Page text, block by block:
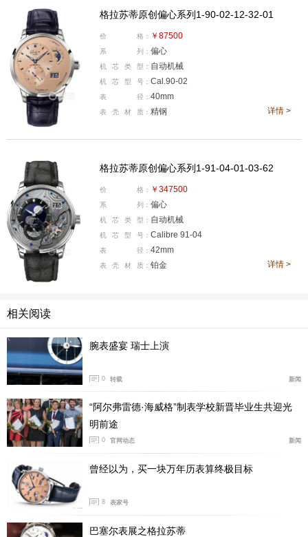
架会顺滑地旋转——直至位于框架顶端的秒针顺时针运行
至零位并保持停止，分针同步跳至下一刻度，确保校时的
分秒不差。每一枚腕表均经过严苛测试，获得DIN 8319德
国天文台认证，确保走时高度精准。
机械艺韵 诗意和鸣
机械与诗意共鸣，为偏心月相陀飞轮腕表注入灵魂。作
局，遵循黄金分割比例，将飞行陀飞轮、大日历与月相显
示巧妙分布于独特的“铁矿石”玫瑰金表盘之上，呈现出一
种和谐而前卫的视觉张力。
格拉苏蒂原创偏心系列1-90-02-12-32-01
价 格： ￥87500
系 列： 偏心
机 芯 类 型： 自动机械
机 芯 型 号： Cal.90-02
表 径： 40mm
表 壳 材 质： 精钢 详情 >
格拉苏蒂原创偏心系列1-91-04-01-03-62
价 格： ￥347500
系 列： 偏心
机 芯 类 型： 自动机械
机 芯 型 号： Calibre 91-04
表 径： 42mm
表 壳 材 质： 铂金 详情 >
相关阅读
腕表盛宴 瑞士上演
0 转载 新闻
“阿尔弗雷德·海威格”制表学校新晋毕业生共迎光
明前途
0 官网动态 新闻
曾经以为，买一块万年历表算终极目标
8 表家号
巴塞尔表展之格拉苏蒂